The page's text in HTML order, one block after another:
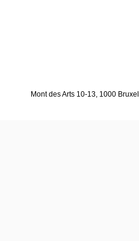
Mont des Arts 10-13, 1000